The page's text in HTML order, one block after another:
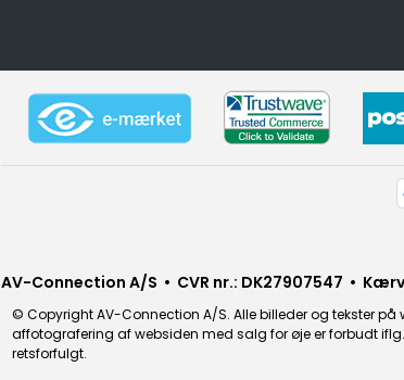
AV-Connection A/S • CVR nr.: DK27907547 •
© Copyright AV-Connection A/S. Alle billeder og tekster
affotografering af websiden med salg for øje er forbudt
retsforfulgt.